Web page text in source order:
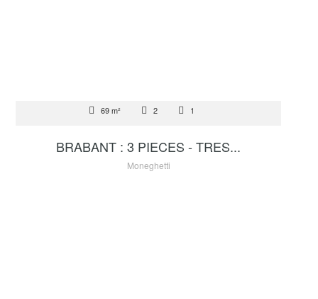
69 m² 2 1
BRABANT : 3 PIECES - TRES...
Moneghetti